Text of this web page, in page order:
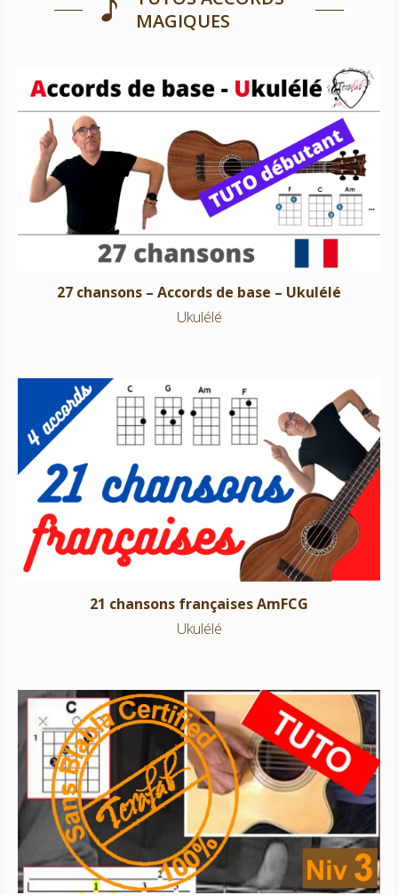
MAGIQUES
27 chansons – Accords de base – Ukulélé
Ukulélé
27 chansons – Accords de base – Ukulélé
Ukulélé
21 chansons françaises AmFCG
Ukulélé
21 chansons françaises AmFCG
Ukulélé
C’était l’hiver – Francis Cabrel
Niveau 3